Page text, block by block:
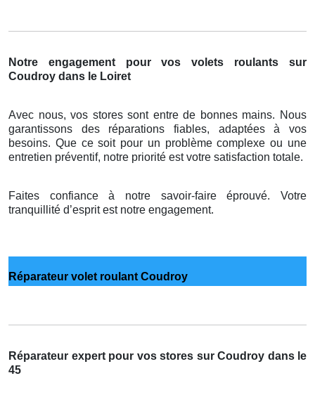
Notre engagement pour vos volets roulants sur
Coudroy dans le Loiret
Avec nous, vos stores sont entre de bonnes mains. Nous
garantissons des réparations fiables, adaptées à vos
besoins. Que ce soit pour un problème complexe ou une
entretien préventif, notre priorité est votre satisfaction totale.
Faites confiance à notre savoir-faire éprouvé. Votre
tranquillité d’esprit est notre engagement.
Réparateur volet roulant Coudroy
Réparateur expert pour vos stores sur Coudroy dans le
45